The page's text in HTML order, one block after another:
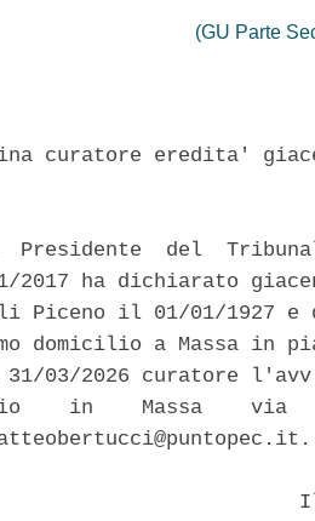
(GU Parte
curatore eredita'
Presidente  del
2017 ha dichiarato
Piceno il 01/01/1927 e
domicilio a Massa in
31/03/2026 curatore
in    Massa